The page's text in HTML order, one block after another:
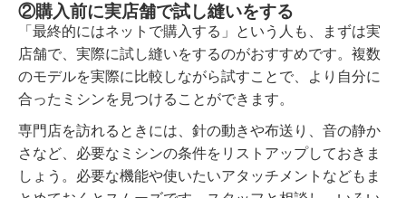
②購入前に実店舗で試し縫いをする
「最終的にはネットで購入する」という人も、まずは実
店舗で、実際に試し縫いをするのがおすすめです。複数
のモデルを実際に比較しながら試すことで、より自分に
合ったミシンを見つけることができます。
専門店を訪れるときには、針の動きや布送り、音の静か
さなど、必要なミシンの条件をリストアップしておきま
しょう。必要な機能や使いたいアタッチメントなどもま